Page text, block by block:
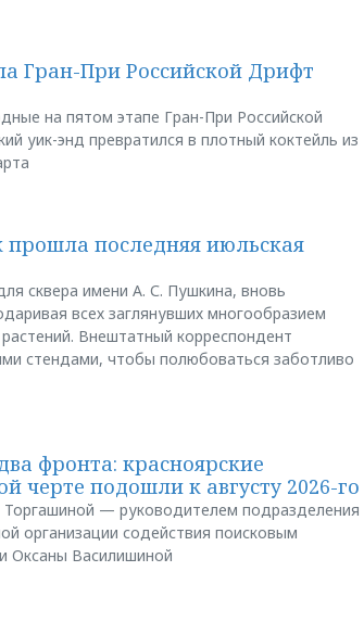
Гран-При Российской Дрифт
на пятом этапе Гран-При Российской
уик-энд превратился в плотный коктейль из
последняя июльская
сквера имени А. С. Пушкина, вновь
всех заглянувших многообразием
Внештатный корреспондент
стендами, чтобы полюбоваться заботливо
фронта: красноярские
черте подошли к августу 2026-го
— руководителем подразделения
организации содействия поисковым
Оксаны Василишиной